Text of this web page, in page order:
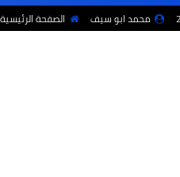
محمد ابو سيف الصفحة الرئيسية